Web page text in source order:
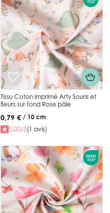
Tissu Coton imprimé Arty Souris et
fleurs sur fond Rose pâle
0,79 € / 10 cm
5.00/5(1 avis)